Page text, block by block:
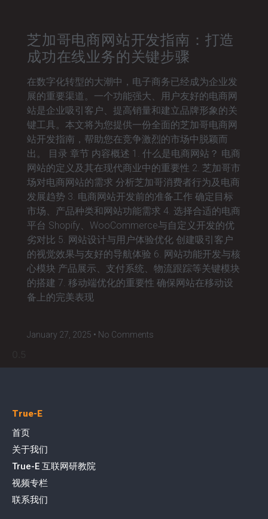
芝加哥电商网站开发指南：打造
成功在线业务的关键步骤
在数字化转型的大潮中，电子商务已经成为企业发
展的重要渠道。一个功能强大、用户友好的电商网
站是企业吸引客户、提高销量和建立品牌形象的关
键工具。本文将为您提供一份全面的芝加哥电商网
站开发指南，帮助您在竞争激烈的市场中脱颖而
出。 目录 章节 内容概述 1. 什么是电商网站？ 电商
网站的定义及其在现代商业中的重要性 2. 芝加哥市
场对电商网站的需求 分析芝加哥消费者行为及电商
发展趋势 3. 电商网站开发前的准备工作 确定目标
市场、产品种类和网站功能需求 4. 选择合适的电商
平台 Shopify、WooCommerce与自定义开发的优
劣对比 5. 网站设计与用户体验优化 创建吸引客户
的视觉效果与友好的导航体验 6. 网站功能开发与核
心模块 产品展示、支付系统、物流跟踪等关键模块
的搭建 7. 移动端优化的重要性 确保网站在移动设
备上的完美表现
January 27, 2025 No Comments
True-E
首页
关于我们
True-E 互联网研教院
视频专栏
联系我们